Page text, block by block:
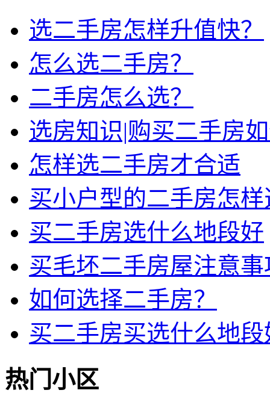
选二手房怎样升值快？
怎么选二手房？
二手房怎么选？
选房知识|购买二手房
怎样选二手房才合适
买小户型的二手房怎样
买二手房选什么地段好
买毛坯二手房屋注意事
如何选择二手房？
买二手房买选什么地段
热门小区